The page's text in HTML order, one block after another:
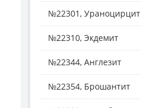
№22301, Ураноцирцит
№22310, Экдемит
№22344, Англезит
№22354, Брошантит